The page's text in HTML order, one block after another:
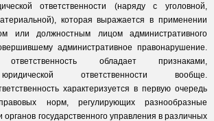
ответственности (наряду с уголовной,
которая выражается в применении
или должностным лицом административного
административное правонарушение.
ответственность обладает признаками,
ответственности вообще.
характеризуется в первую очередь
норм, регулирующих разнообразные
органов государственного управления в различных